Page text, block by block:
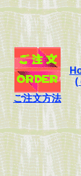
ご注文方法
(